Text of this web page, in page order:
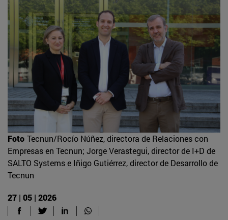
Foto Tecnun/Rocío Núñez, directora de Relaciones con
Empresas en Tecnun; Jorge Verastegui, director de I+D de
SALTO Systems e Iñigo Gutiérrez, director de Desarrollo de
Tecnun
27 | 05 | 2026